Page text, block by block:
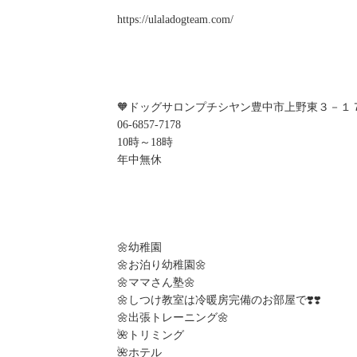
https://ulaladogteam.com/
🧡ドッグサロンプチシヤン豊中市上野東３－１
06-6857-7178
10時～18時
年中無休
🌼幼稚園
🌼お泊り幼稚園🌼
🌼ママさん塾🌼
🌼しつけ教室は冷暖房完備のお部屋で❣️❣️
🌼出張トレーニング🌼
🌺トリミング
🌺ホテル